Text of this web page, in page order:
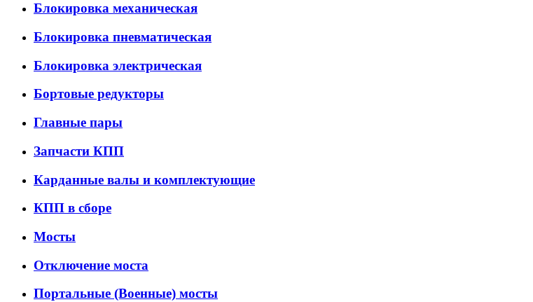
Блокировка механическая
Блокировка пневматическая
Блокировка электрическая
Бортовые редукторы
Главные пары
Запчасти КПП
Карданные валы и комплектующие
КПП в сборе
Мосты
Отключение моста
Портальные (Военные) мосты